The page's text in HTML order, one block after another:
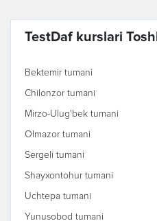
TestDaf kurslari
Bektemir tumani
Chilonzor tumani
Mirzo-Ulug'bek tumani
Olmazor tumani
Sergeli tumani
Shayxontohur tumani
Uchtepa tumani
Yunusobod tumani